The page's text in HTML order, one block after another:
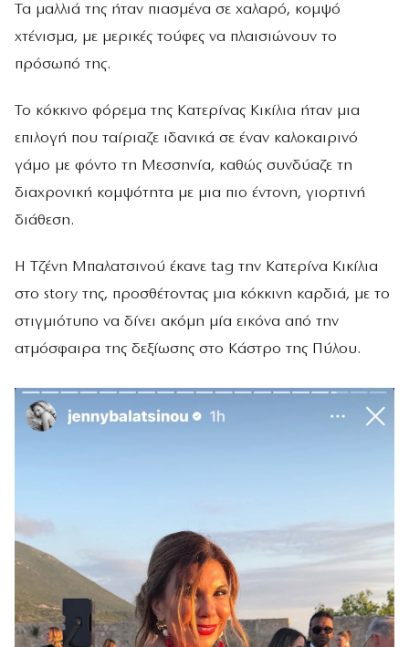
Τα μαλλιά της ήταν πιασμένα σε χαλαρό, κομψό
χτένισμα, με μερικές τούφες να πλαισιώνουν το
πρόσωπό της.
Το κόκκινο φόρεμα της Κατερίνας Κικίλια ήταν μια
επιλογή που ταίριαζε ιδανικά σε έναν καλοκαιρινό
γάμο με φόντο τη Μεσσηνία, καθώς συνδύαζε τη
διαχρονική κομψότητα με μια πιο έντονη, γιορτινή
διάθεση.
Η Τζένη Μπαλατσινού έκανε tag την Κατερίνα Κικίλια
στο story της, προσθέτοντας μια κόκκινη καρδιά, με το
στιγμιότυπο να δίνει ακόμη μία εικόνα από την
ατμόσφαιρα της δεξίωσης στο Κάστρο της Πύλου.